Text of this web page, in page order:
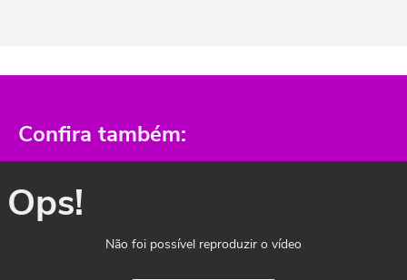
Confira também:
Ops!
Não foi possível reproduzir o vídeo